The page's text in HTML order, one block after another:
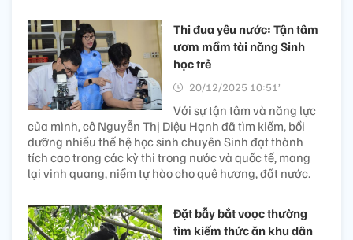
Thi đua yêu nước: Tận tâm
ươm mầm tài năng Sinh
học trẻ
20/12/2025 10:51’
Với sự tận tâm và năng lực
của mình, cô Nguyễn Thị Diệu Hạnh đã tìm kiếm, bồi
dưỡng nhiều thế hệ học sinh chuyên Sinh đạt thành
tích cao trong các kỳ thi trong nước và quốc tế, mang
lại vinh quang, niềm tự hào cho quê hương, đất nước.
Đặt bẫy bắt voọc thường
tìm kiếm thức ăn khu dân